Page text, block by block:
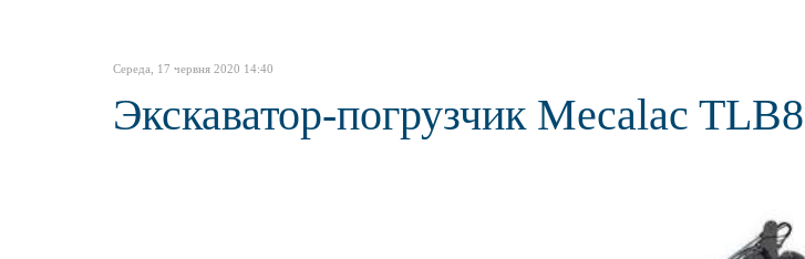
Середа, 17 червня 2020 14:40
Экскаватор-погрузчик Mecalac